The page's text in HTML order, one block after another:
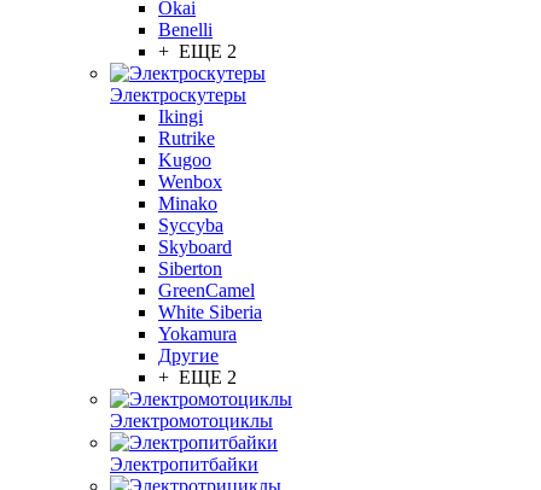
Okai
Benelli
+ ЕЩЕ 2
Электроскутеры
Ikingi
Rutrike
Kugoo
Wenbox
Minako
Syccyba
Skyboard
Siberton
GreenCamel
White Siberia
Yokamura
Другие
+ ЕЩЕ 2
Электромотоциклы
Электропитбайки